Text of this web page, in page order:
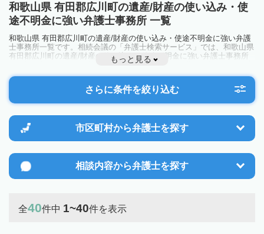
和歌山県 有田郡広川町の遺産/財産の使い込み・使
途不明金に強い弁護士事務所 一覧
和歌山県 有田郡広川町の遺産/財産の使い込み・使途不明金に強い弁護
士事務所一覧です。相続会議の「弁護士検索サービス」では、和歌山県
有田郡広川町の遺産/財産の使い込み・使途不明金に強い弁護士事務所
を一覧で見ることが出来ます。相続のトラブルやお悩みを抱えている方
は一度近隣の弁護士に相談してみましょう。
もっと見る
さらに条件を絞り込む
市区町村から弁護士を探す
相談内容から弁護士を探す
全40件中 1~40件を表示